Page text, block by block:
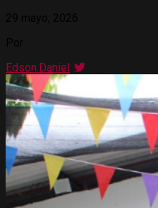
Edson.Daniel